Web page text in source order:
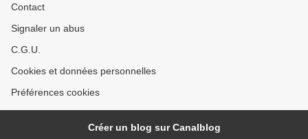
Contact
Signaler un abus
C.G.U.
Cookies et données personnelles
Préférences cookies
Créer un blog sur Canalblog